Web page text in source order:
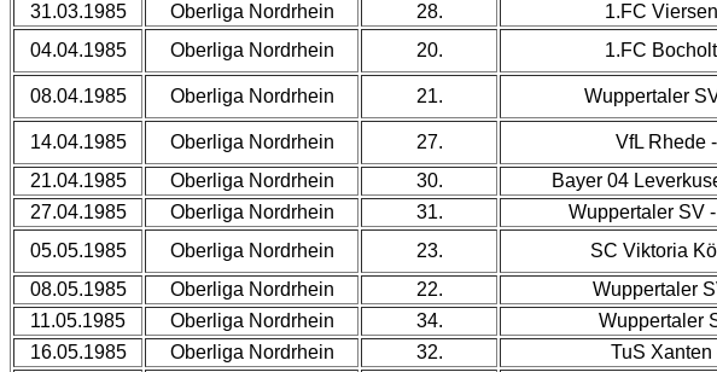
31.03.1985
Oberliga Nordrhein 28. 1.FC
04.04.1985
Oberliga Nordrhein 20. 1.FC
08.04.1985 Oberliga Nordrhein 21. Wuppertaler
14.04.1985 Oberliga Nordrhein 27. VfL Rhede
21.04.1985
Oberliga Nordrhein 30. Bayer 04
27.04.1985
Oberliga Nordrhein 31. Wuppertaler SV
05.05.1985
Oberliga Nordrhein 23. SC Viktoria
08.05.1985
Oberliga Nordrhein 22. Wuppertaler
11.05.1985
Oberliga Nordrhein 34. Wuppertaler
16.05.1985
Oberliga Nordrhein 32. TuS